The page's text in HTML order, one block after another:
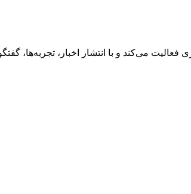
و تکنولوژی فعالیت می‌کند و با انتشار اخبار،